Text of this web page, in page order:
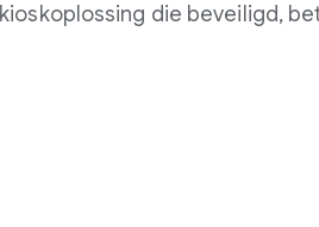
kioskoplossing die beveiligd,